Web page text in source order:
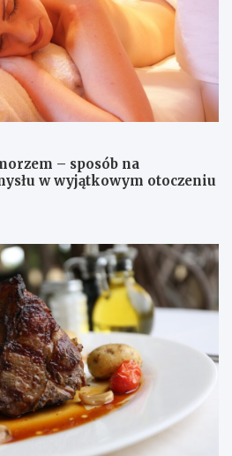
– sposób na
w wyjątkowym otoczeniu